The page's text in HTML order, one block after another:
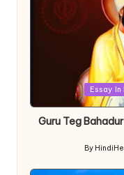
Essay In
Guru Teg
Posted
By